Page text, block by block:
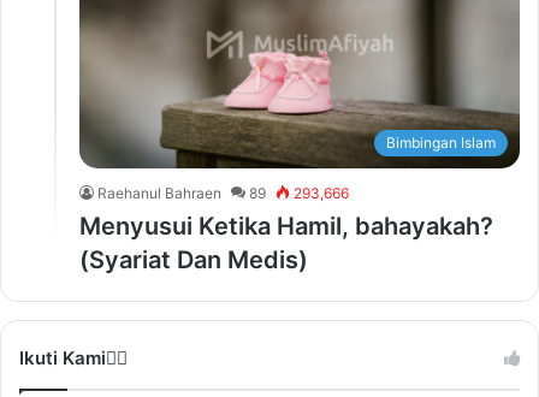
Bimbingan Islam
Raehanul Bahraen 89 293,666
Menyusui Ketika Hamil, bahayakah?
(Syariat Dan Medis)
Ikuti Kami❤️‍🔥